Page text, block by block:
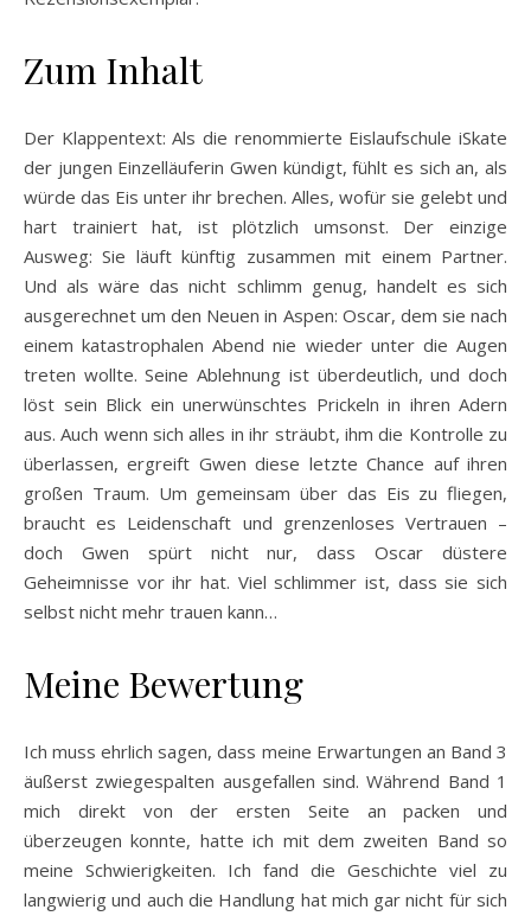
Zum Inhalt
Der Klappentext: Als die renommierte Eislaufschule iSkate
der jungen Einzelläuferin Gwen kündigt, fühlt es sich an, als
würde das Eis unter ihr brechen. Alles, wofür sie gelebt und
hart trainiert hat, ist plötzlich umsonst. Der einzige
Ausweg: Sie läuft künftig zusammen mit einem Partner.
Und als wäre das nicht schlimm genug, handelt es sich
ausgerechnet um den Neuen in Aspen: Oscar, dem sie nach
einem katastrophalen Abend nie wieder unter die Augen
treten wollte. Seine Ablehnung ist überdeutlich, und doch
löst sein Blick ein unerwünschtes Prickeln in ihren Adern
aus. Auch wenn sich alles in ihr sträubt, ihm die Kontrolle zu
überlassen, ergreift Gwen diese letzte Chance auf ihren
großen Traum. Um gemeinsam über das Eis zu fliegen,
braucht es Leidenschaft und grenzenloses Vertrauen –
doch Gwen spürt nicht nur, dass Oscar düstere
Geheimnisse vor ihr hat. Viel schlimmer ist, dass sie sich
selbst nicht mehr trauen kann…
Meine Bewertung
Ich muss ehrlich sagen, dass meine Erwartungen an Band 3
äußerst zwiegespalten ausgefallen sind. Während Band 1
mich direkt von der ersten Seite an packen und
überzeugen konnte, hatte ich mit dem zweiten Band so
meine Schwierigkeiten. Ich fand die Geschichte viel zu
langwierig und auch die Handlung hat mich gar nicht für sich